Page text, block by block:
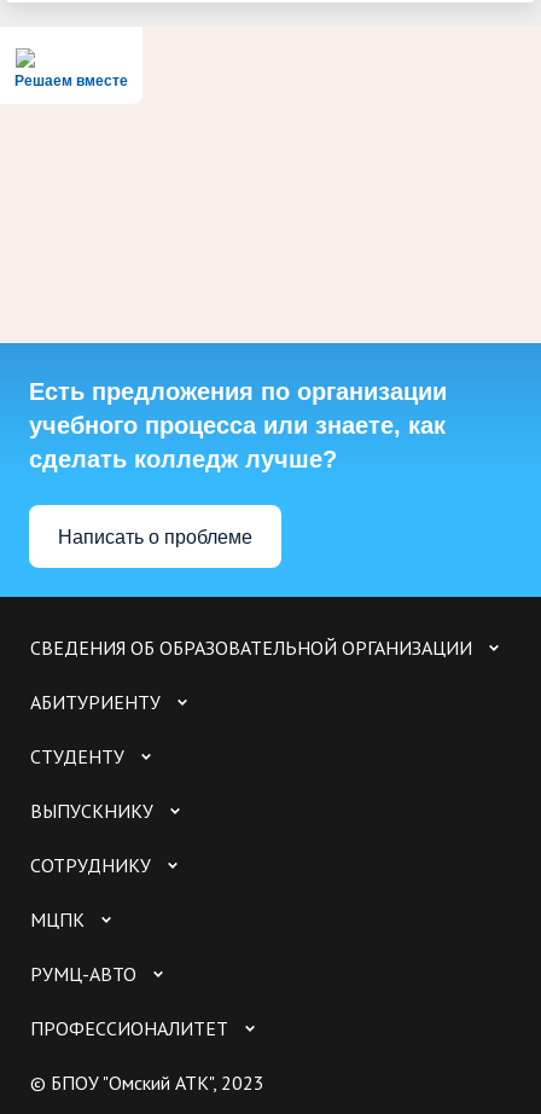
Решаем вместе
Есть предложения по организации
учебного процесса или знаете, как
сделать колледж лучше?
Написать о проблеме
СВЕДЕНИЯ ОБ ОБРАЗОВАТЕЛЬНОЙ ОРГАНИЗАЦИИ
АБИТУРИЕНТУ
СТУДЕНТУ
ВЫПУСКНИКУ
СОТРУДНИКУ
МЦПК
РУМЦ-АВТО
ПРОФЕССИОНАЛИТЕТ
© БПОУ "Омский АТК", 2023